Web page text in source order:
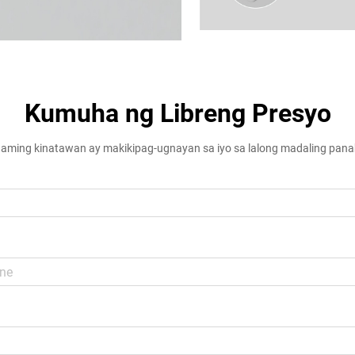
Kumuha ng Libreng Presyo
kinatawan ay makikipag-ugnayan sa iyo sa lalong madaling